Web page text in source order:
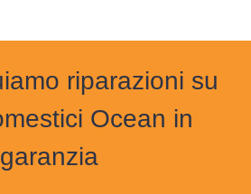
riparazioni su
Ocean in
garanzia